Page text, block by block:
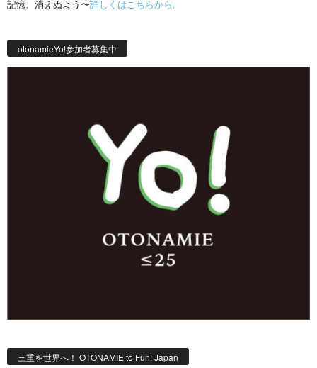
記憶、消えぬよう〜詳しくはこちらから。
otonamieYo!参加者募集中
三重を世界へ！ OTONAMIE to Fun! Japan